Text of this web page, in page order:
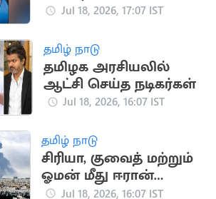
பயன்படுத்திய பீலே
ஏலம்
Jul 18, 2026, 17:07 IST
தமிழ் நாடு
தமிழக அரசியலில்
ஆட்சி செய்த நடிகர்கள்
Jul 18, 2026, 16:07 IST
தமிழ் நாடு
சிரியா, குவைத் மற்றும்
ஓமன் மீது ஈரான்
பதிலடி தாக்குதல்
Jul 18, 2026, 16:07 IST